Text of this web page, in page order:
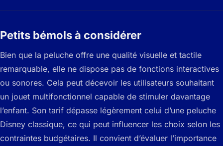
Petits bémols à considérer
Bien que la peluche offre une qualité visuelle et tactile
remarquable, elle ne dispose pas de fonctions interactives
ou sonores. Cela peut décevoir les utilisateurs souhaitant
un jouet multifonctionnel capable de stimuler davantage
l’enfant. Son tarif dépasse légèrement celui d’une peluche
Disney classique, ce qui peut influencer les choix selon les
contraintes budgétaires. Il convient d’évaluer l’importance